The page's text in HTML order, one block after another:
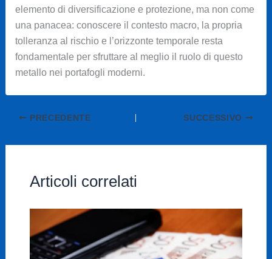
elemento di diversificazione e protezione, ma non come
una panacea: conoscere il contesto macro, la propria
tolleranza al rischio e l’orizzonte temporale resta
fondamentale per sfruttare al meglio il ruolo di questo
metallo nei portafogli moderni.
PRECEDENTE SUCCESSIVO
Articoli correlati